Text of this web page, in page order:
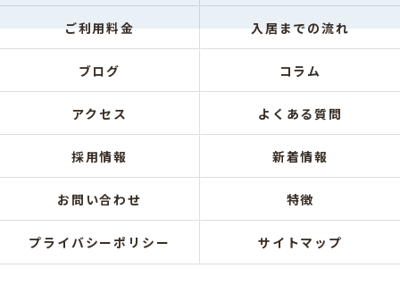
ご利用料金 入居までの流れ
ブログ コラム
アクセス よくある質問
採用情報 新着情報
お問い合わせ 特徴
プライバシーポリシー サイトマップ